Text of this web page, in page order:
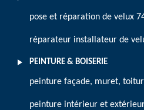
pose et réparation de velux
réparateur installateur de
PEINTURE & BOISERIE
peinture façade, muret,
peinture intérieur et